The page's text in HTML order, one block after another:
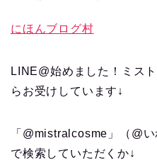
にほんブログ村
LINE@始めました！ミス
らお受けしています↓
「@mistralcosme」（@
で検索していただくか↓